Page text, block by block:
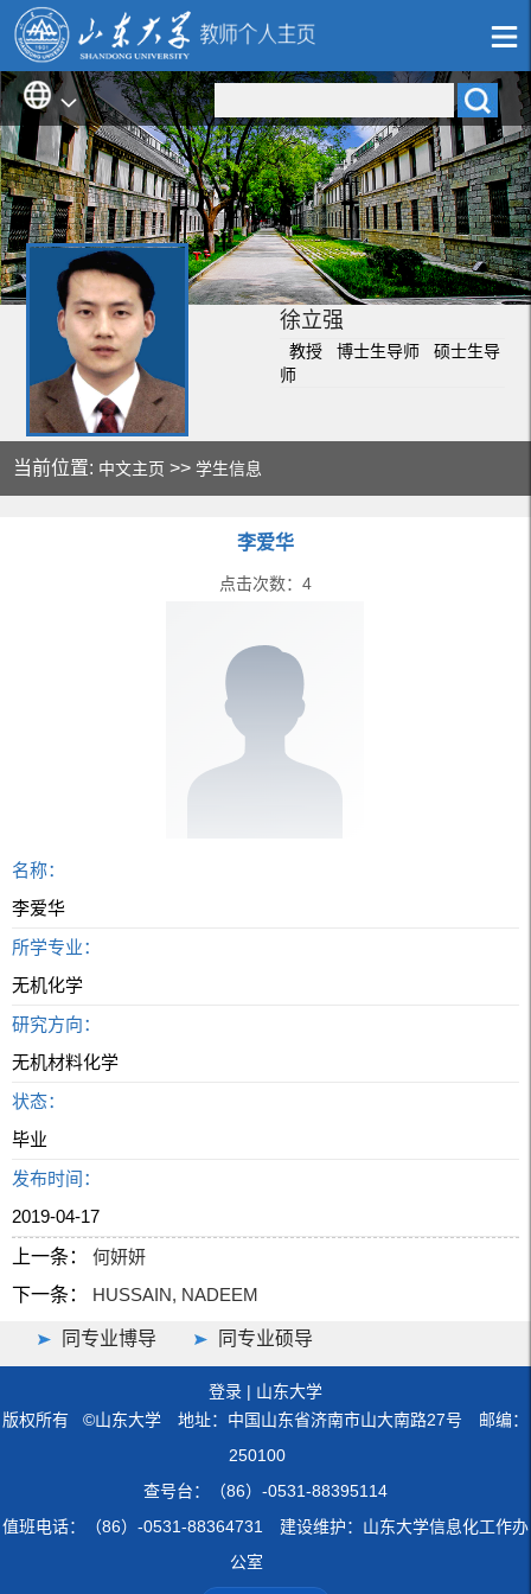
徐立强
教授 博士生导师 硕士生导
师
当前位置: 中文主页 >>学生信息
李爱华
点击次数： 4
名称：
李爱华
所学专业：
无机化学
研究方向：
无机材料化学
状态：
毕业
发布时间：
2019-04-17
上一条：
何妍妍
下一条：
HUSSAIN, NADEEM
同专业博导 同专业硕导
登录 | 山东大学
版权所有 ©山东大学 地址：中国山东省济南市山大南路27号 邮编：
250100
查号台：（86）-0531-88395114
值班电话：（86）-0531-88364731 建设维护：山东大学信息化工作办
公室